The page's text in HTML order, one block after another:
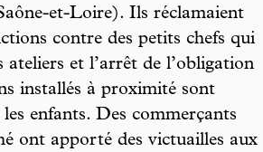
et-Loire). Ils réclamaient
contre des petits chefs qui
ateliers et l’arrêt de l’obligation
installés à proximité sont
enfants. Des commerçants
ont apporté des victuailles aux